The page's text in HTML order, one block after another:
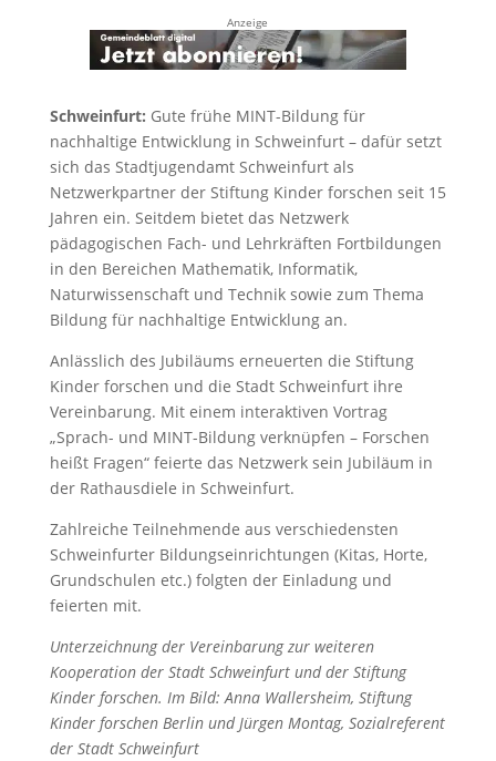
Anzeige
Schweinfurt: Gute frühe MINT-Bildung für
nachhaltige Entwicklung in Schweinfurt – dafür setzt
sich das Stadtjugendamt Schweinfurt als
Netzwerkpartner der Stiftung Kinder forschen seit 15
Jahren ein. Seitdem bietet das Netzwerk
pädagogischen Fach- und Lehrkräften Fortbildungen
in den Bereichen Mathematik, Informatik,
Naturwissenschaft und Technik sowie zum Thema
Bildung für nachhaltige Entwicklung an.
Anlässlich des Jubiläums erneuerten die Stiftung
Kinder forschen und die Stadt Schweinfurt ihre
Vereinbarung. Mit einem interaktiven Vortrag
„Sprach- und MINT-Bildung verknüpfen – Forschen
heißt Fragen“ feierte das Netzwerk sein Jubiläum in
der Rathausdiele in Schweinfurt.
Zahlreiche Teilnehmende aus verschiedensten
Schweinfurter Bildungseinrichtungen (Kitas, Horte,
Grundschulen etc.) folgten der Einladung und
feierten mit.
Unterzeichnung der Vereinbarung zur weiteren
Kooperation der Stadt Schweinfurt und der Stiftung
Kinder forschen. Im Bild: Anna Wallersheim, Stiftung
Kinder forschen Berlin und Jürgen Montag, Sozialreferent
der Stadt Schweinfurt